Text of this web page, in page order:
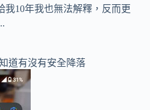
10年我也無法解釋，反而更
道有沒有安全降落